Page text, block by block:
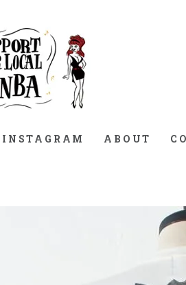
INSTAGRAM ABOUT